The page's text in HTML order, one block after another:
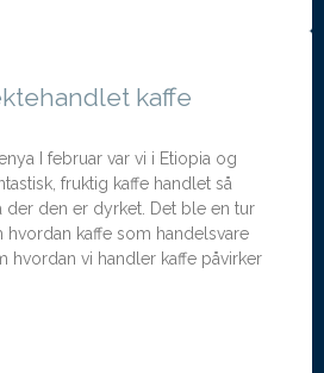
kaffe
I februar var vi i Etiopia og
fruktig kaffe handlet så
der den er dyrket. Det ble en tur
kaffe som handelsvare
hvordan vi handler kaffe påvirker